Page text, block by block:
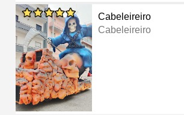
Cabeleireiro
Cabeleireiro